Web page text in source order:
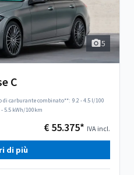
5
C
di carburante combinato**: 9.2 - 4.5 l/100
- 5.5 kWh/100km
€ 55.375* IVA incl.
di più